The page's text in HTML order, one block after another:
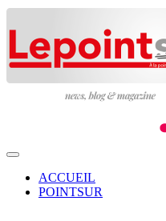
ACCUEIL
POINTSUR